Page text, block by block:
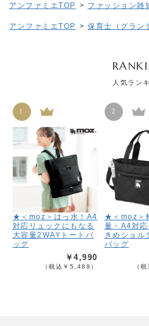
アンファミエTOP > ファッション雑
アンファミエTOP > 保育士（グラン
人気ラン
1
★＜moz＞はっ水！A4
対応リュックにもなる
大容量2WAYトートバ
ッグ
￥4,990
（税込￥5,489）
2
★＜moz＞
量・A4対
きめショル
バッグ
（